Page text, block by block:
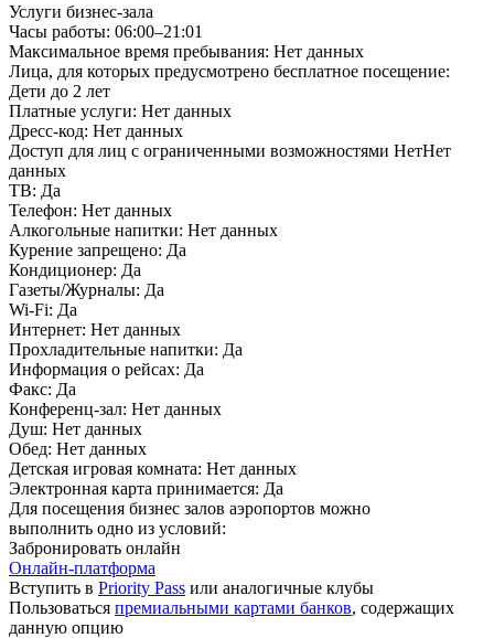
Услуги бизнес-зала
Часы работы: 06:00–21:01
Максимальное время пребывания: Нет данных
Лица, для которых предусмотрено бесплатное посещение:
Дети до 2 лет
Платные услуги: Нет данных
Дресс-код: Нет данных
Доступ для лиц с ограниченными возможностями НетНет
данных
ТВ: Да
Телефон: Нет данных
Алкогольные напитки: Нет данных
Курение запрещено: Да
Кондиционер: Да
Газеты/Журналы: Да
Wi-Fi: Да
Интернет: Нет данных
Прохладительные напитки: Да
Информация о рейсах: Да
Факс: Да
Конференц-зал: Нет данных
Душ: Нет данных
Обед: Нет данных
Детская игровая комната: Нет данных
Электронная карта принимается: Да
Для посещения бизнес залов аэропортов можно
выполнить одно из условий:
Забронировать онлайн
Онлайн-платформа
Вступить в Priority Pass или аналогичные клубы
Пользоваться премиальными картами банков, содержащих
данную опцию